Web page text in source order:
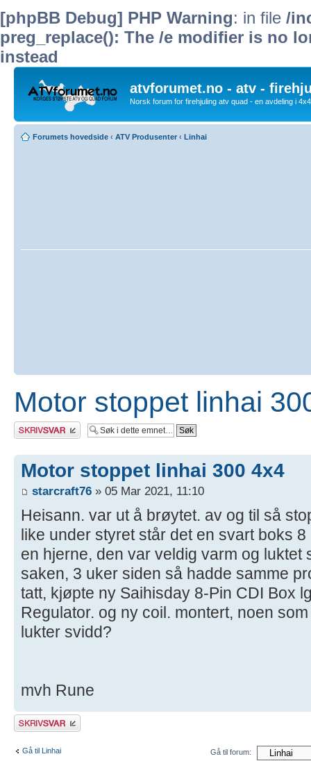
[phpBB Debug] PHP Warning: in file /
preg_replace(): The /e modifier is no
instead
atvforumet.no - atv -
Norsk forum for firehjuling atv quad - en avdeling i
Forumets hovedside ‹ ATV Produsenter ‹ Linhai
Motor stoppet linhai
Skriv et svar
Motor stoppet linhai 300 4x4
starcraft76 » 05 Mar 2021, 11:10
Heisann. var ut å brøytet. av og til så
like under styret står det en svart boks
en hjerne, den var veldig varm og luktet
saken, 3 uker siden så hadde samme
tatt, kjøpte ny Saihisday 8-Pin CDI Box
Regulator. og ny coil. montert, noen
lukter svidd?
mvh Rune
Skriv et svar
Gå til Linhai Gå til forum: